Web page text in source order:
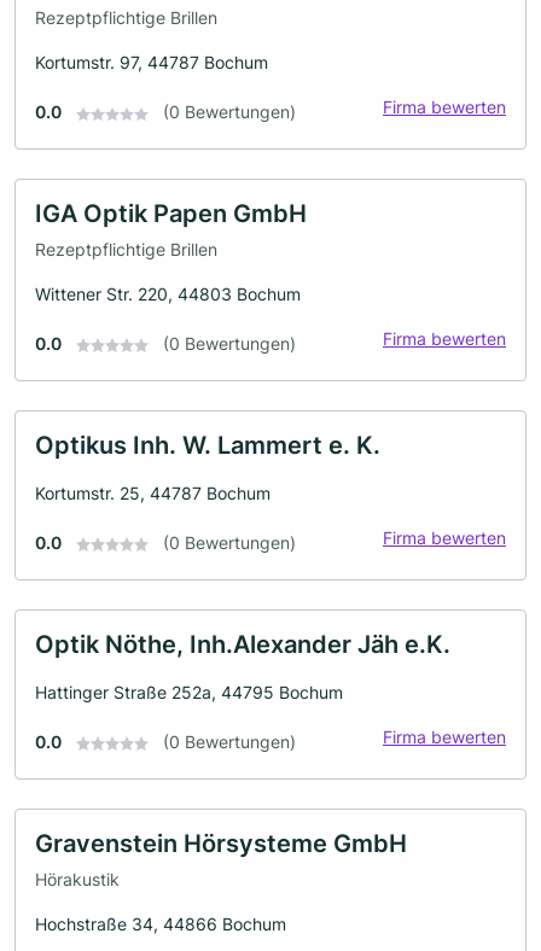
Rezeptpflichtige Brillen
Kortumstr. 97, 44787 Bochum
0.0 (0 Bewertungen) Firma bewerten
IGA Optik Papen GmbH
Rezeptpflichtige Brillen
Wittener Str. 220, 44803 Bochum
0.0 (0 Bewertungen) Firma bewerten
Optikus Inh. W. Lammert e. K.
Kortumstr. 25, 44787 Bochum
0.0 (0 Bewertungen) Firma bewerten
Optik Nöthe, Inh.Alexander Jäh e.K.
Hattinger Straße 252a, 44795 Bochum
0.0 (0 Bewertungen) Firma bewerten
Gravenstein Hörsysteme GmbH
Hörakustik
Hochstraße 34, 44866 Bochum